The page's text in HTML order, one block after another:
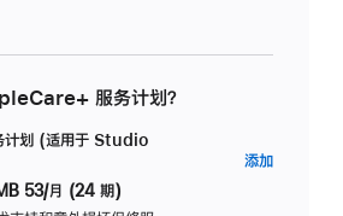
服务计划？
划 (适用于 Studio
53/月 (24 期)
添加